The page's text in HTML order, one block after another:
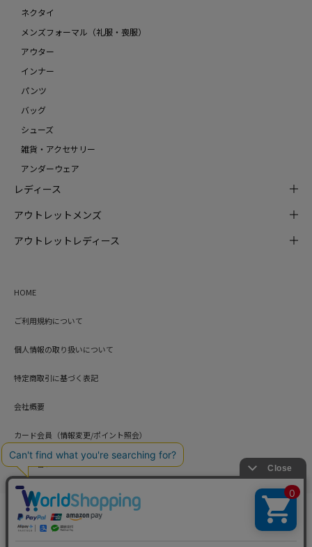
ネクタイ
メンズフォーマル（礼服・喪服）
アウター
インナー
パンツ
バッグ
シューズ
雑貨・アクセサリー
アンダーウェア
レディース
アウトレットメンズ
アウトレットレディース
HOME
ご利用規約について
個人情報の取り扱いについて
特定商取引に基づく表記
会社概要
カード会員（情報変更/ポイント照会）